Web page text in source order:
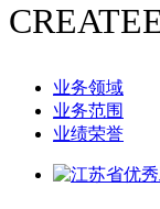
业务领域
业务范围
业绩荣誉